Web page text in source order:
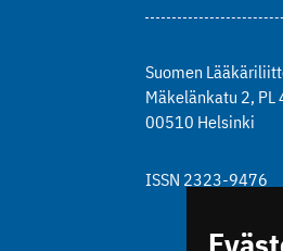
Suomen
Mäkelänkatu 2, PL
00510 Helsinki
ISSN 2323-9476